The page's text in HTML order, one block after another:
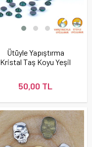
Ütüyle Yapıştırma
Kristal Taş Koyu Yeşil
50,00 TL